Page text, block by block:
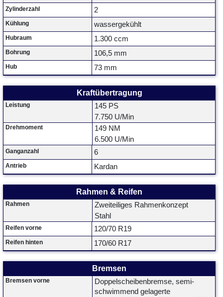
Zylinderzahl 2
Kühlung wassergekühlt
Hubraum 1.300 ccm
Bohrung 106,5 mm
Hub 73 mm
Kraftübertragung
Leistung
145 PS
7.750 U/Min
Drehmoment
149 NM
6.500 U/Min
Ganganzahl 6
Antrieb Kardan
Rahmen & Reifen
Rahmen
Zweiteiliges Rahmenkonzept
Stahl
Reifen vorne 120/70 R19
Reifen hinten 170/60 R17
Bremsen
Bremsen vorne
Doppelscheibenbremse, semi-
schwimmend gelagerte